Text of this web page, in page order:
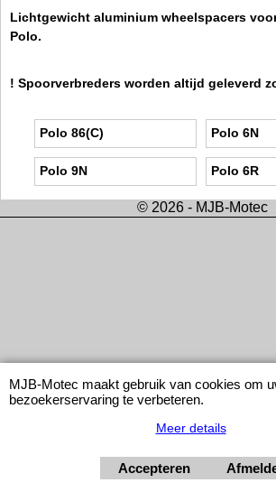
Lichtgewicht aluminium wheelspacers
Polo.
! Spoorverbreders worden altijd geleverd
Polo 86(C) Polo 6N
Polo 9N Polo 6R
© 2026 - MJB-Motec
MJB-Motec maakt gebruik van cookies om
bezoekerservaring te verbeteren.
Meer details
Accepteren